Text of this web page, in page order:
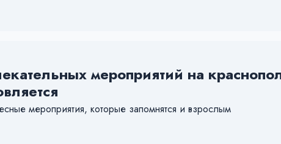
мероприятий на
мероприятия, которые запомнятся и взрослым